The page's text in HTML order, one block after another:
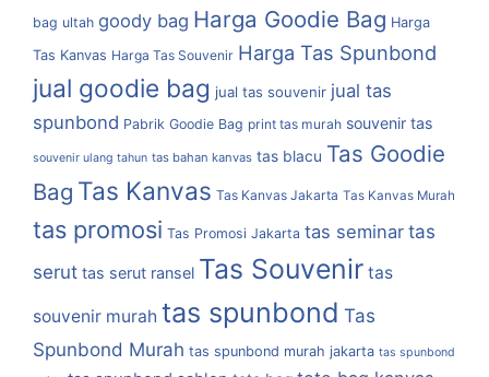
bag ultah goody bag Harga Goodie Bag Harga
Tas Kanvas Harga Tas Souvenir Harga Tas Spunbond
jual goodie bag jual tas souvenir jual tas
spunbond Pabrik Goodie Bag print tas murah souvenir tas
souvenir ulang tahun tas bahan kanvas tas blacu Tas Goodie
Bag Tas Kanvas Tas Kanvas Jakarta Tas Kanvas Murah
tas promosi Tas Promosi Jakarta tas seminar tas
serut tas serut ransel Tas Souvenir tas
souvenir murah tas spunbond Tas
Spunbond Murah tas spunbond murah jakarta tas spunbond